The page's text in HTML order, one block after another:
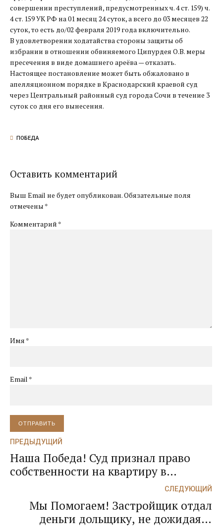
совершении преступлений, предусмотренных ч. 4 ст. 159) ч.
4 ст. 159 УК РФ на 01 месяц 24 суток, а всего до 03 месяцев 22
суток, то есть до/02 февраля 2019 года включительно.
В удовлетворении ходатайства стороны защиты об
избрании в отношении обвиняемого Ципурдея О.В. меры
пресечения в виде домашнего ареёва — отказать.
Настоящее постановление может быть обжаловано в
апелляционном порядке в Краснодарский краевой суд
через Центральный районный суд города Сочи в течение 3
суток со дня его вынесения.
ПОБЕДА
Оставить комментарий
Выш Email не будет опубликован. Обязательные поля
отмечены *
Комментарий *
Имя *
Email *
ОТПРАВИТЬ
ПРЕДЫДУЩИЙ
Наша Победа! Суд признал право
собственности на квартиру в
Недвижимость оформлена!
СЛЕДУЮЩИЙ
Мы Помогаем! Застройщик отдал
деньги дольщику, не дожидаясь